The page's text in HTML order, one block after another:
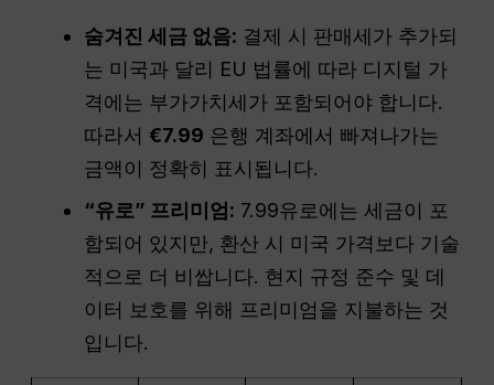
숨겨진 세금 없음: 결제 시 판매세가 추가되
는 미국과 달리 EU 법률에 따라 디지털 가
격에는 부가가치세가 포함되어야 합니다.
따라서€7.99 은행 계좌에서 빠져나가는
금액이 정확히 표시됩니다.
“유로” 프리미엄: 7.99유로에는 세금이 포
함되어 있지만, 환산 시 미국 가격보다 기술
적으로 더 비쌉니다. 현지 규정 준수 및 데
이터 보호를 위해 프리미엄을 지불하는 것
입니다.